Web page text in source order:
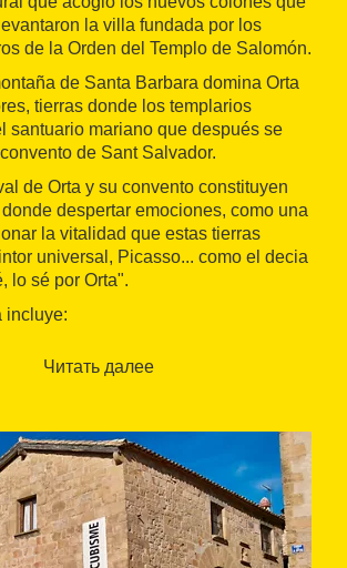
la villa fundada por los
de la Orden del Templo de Salomón.
de Santa Barbara domina Orta
tierras donde los templarios
santuario mariano que después se
de Sant Salvador.
de Orta y su convento constituyen
despertar emociones, como una
la vitalidad que estas tierras
universal, Picasso... como el decia
lo sé por Orta".
incluye:
al Centro Picasso.
acordado
se conducirán en castellano,
dependiendo de la procedencia de
Читать далее